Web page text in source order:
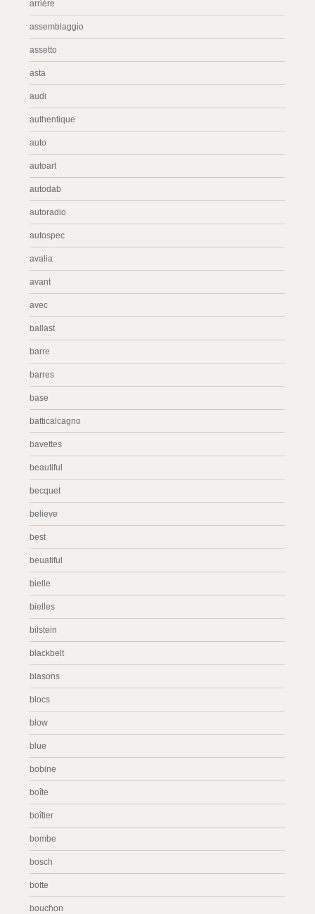
arrière
assemblaggio
assetto
asta
audi
authentique
auto
autoart
autodab
autoradio
autospec
avalia
avant
avec
ballast
barre
barres
base
batticalcagno
bavettes
beautiful
becquet
believe
best
beuatiful
bielle
bielles
bilstein
blackbelt
blasons
blocs
blow
blue
bobine
boîte
boîtier
bombe
bosch
botte
bouchon